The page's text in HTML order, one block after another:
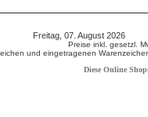
Freitag, 07. August 2026
Preise inkl. gesetzl.
und eingetragenen
Diese Online